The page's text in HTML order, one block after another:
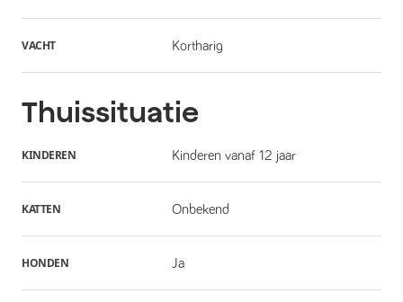
VACHT Kortharig
Thuissituatie
KINDEREN Kinderen vanaf 12 jaar
KATTEN Onbekend
HONDEN Ja